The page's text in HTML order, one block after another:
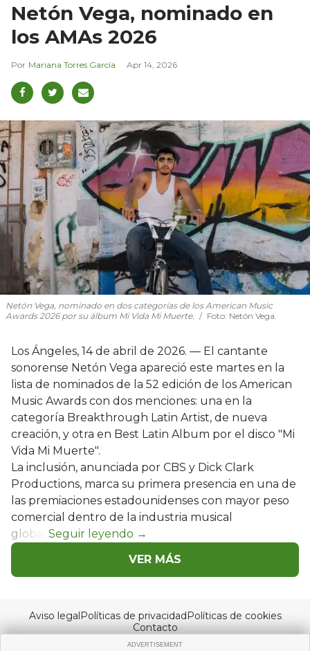
Netón Vega, nominado en
los AMAs 2026
Mariana Torres García Apr 14, 2026
Netón Vega, nominado en dos categorías de los American Music
Awards 2026 por su álbum Mi Vida Mi Muerte.
Foto: Netón Vega.
Los Ángeles, 14 de abril de 2026. — El cantante
sonorense Netón Vega apareció este martes en la
lista de nominados de la 52 edición de los American
Music Awards con dos menciones: una en la
categoría Breakthrough Latin Artist, de nueva
creación, y otra en Best Latin Album por el disco "Mi
Vida Mi Muerte".
La inclusión, anunciada por CBS y Dick Clark
Productions, marca su primera presencia en una de
las premiaciones estadounidenses con mayor peso
comercial dentro de la industria musical
global.
VER MÁS
Aviso legalPolíticas de privacidadPolíticas de cookies
Contacto